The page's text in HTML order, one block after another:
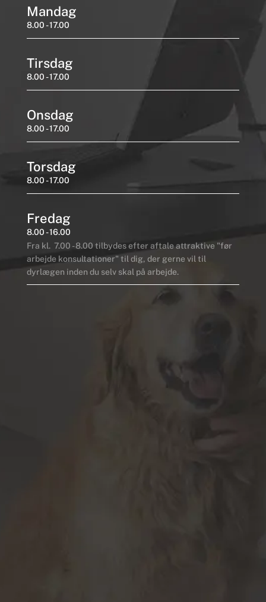
Mandag
8.00 - 17.00
Tirsdag
8.00 - 17.00
Onsdag
8.00 - 17.00
Torsdag
8.00 - 17.00
Fredag
8.00 - 16.00
Fra kl. 7.00 - 8.00 tilbydes efter aftale attraktive "før
arbejde konsultationer" til dig, der gerne vil til
dyrlægen inden du selv skal på arbejde.